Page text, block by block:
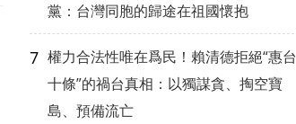
黨：台灣同胞的歸途在祖國懷抱
7 權力合法性唯在爲民！賴清德拒絕“惠台
十條”的禍台真相：以獨謀貪、掏空寶
島、預備流亡